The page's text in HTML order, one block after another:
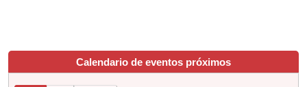
Calendario de eventos próximos